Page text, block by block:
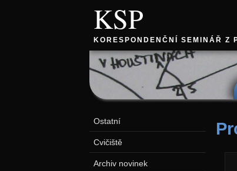
KSP
KORESPONDENČNÍ SEMINÁŘ Z
Ostatní
Cvičiště
Archiv novinek